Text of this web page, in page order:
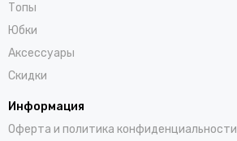
Топы
Юбки
Аксессуары
Скидки
Информация
Оферта и политика конфиденциальности